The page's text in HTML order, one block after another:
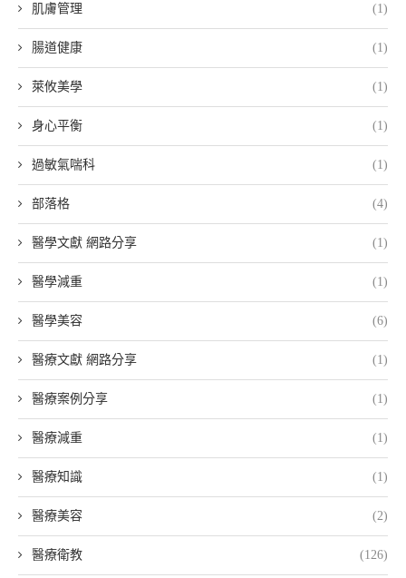
肌膚管理 (1)
腸道健康 (1)
萊攸美學 (1)
身心平衡 (1)
過敏氣喘科 (1)
部落格 (4)
醫學文獻 網路分享 (1)
醫學減重 (1)
醫學美容 (6)
醫療文獻 網路分享 (1)
醫療案例分享 (1)
醫療減重 (1)
醫療知識 (1)
醫療美容 (2)
醫療衛教 (126)